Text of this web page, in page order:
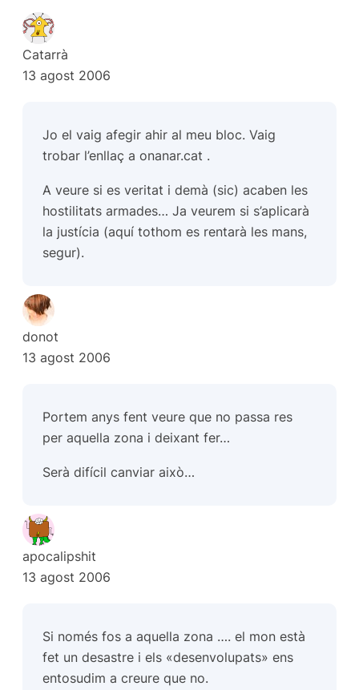
Catarrà
13 agost 2006
Jo el vaig afegir ahir al meu bloc. Vaig
trobar l’enllaç a onanar.cat .
A veure si es veritat i demà (sic) acaben les
hostilitats armades… Ja veurem si s’aplicarà
la justícia (aquí tothom es rentarà les mans,
segur).
donot
13 agost 2006
Portem anys fent veure que no passa res
per aquella zona i deixant fer…
Serà difícil canviar això…
apocalipshit
13 agost 2006
Si només fos a aquella zona …. el mon està
fet un desastre i els «desenvolupats» ens
entosudim a creure que no.